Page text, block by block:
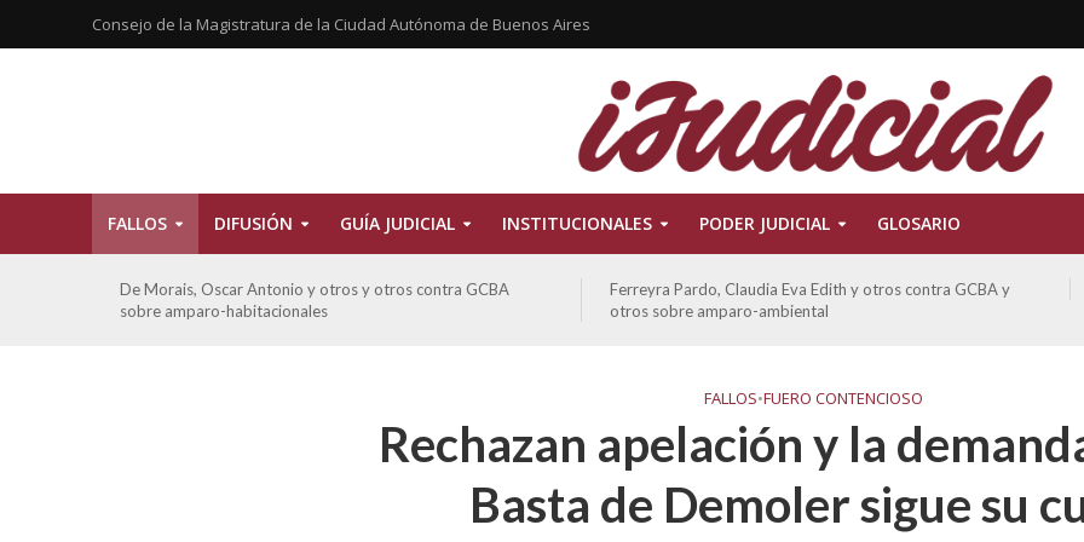
Consejo de la Magistratura de la Ciudad Autónoma de Buenos Aires
FALLOS DIFUSIÓN GUÍA JUDICIAL INSTITUCIONALES PODER JUDICIAL GLOSARIO
Ferreyra Pardo, Claudia Eva Edith y otros contra GCBA y
otros sobre amparo-ambiental
ATE contra GCBA sobre amparo – empleo publico otros
FALLOS•FUERO CONTENCIOSO
Rechazan apelación y la
Basta de Demoler sigue su